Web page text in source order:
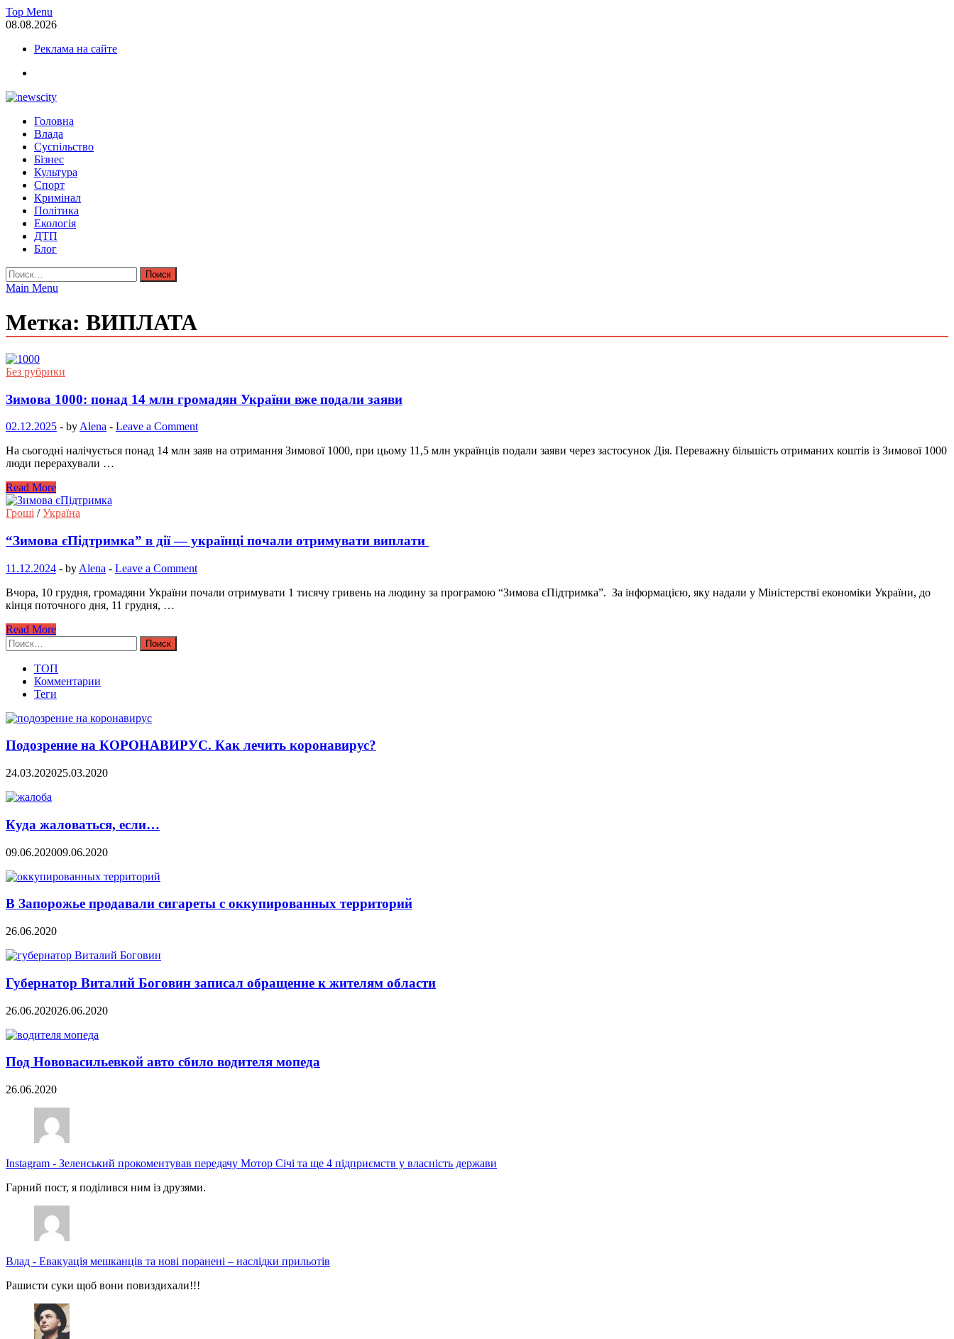
Skip
to
Top Menu
08.08.2026
Реклама на сайте
NewsCity — свежие новости Запорожья сегодня
Новости Запорожья и Запорожской области сегодня. События Запорожья, коррупция, политика, дтп, новости спорта
Головна
Влада
Суспільство
Бізнес
Культура
Спорт
Кримінал
Політика
Екологія
ДТП
Блог
Найти:
Main Menu
Метка: ВИПЛАТА
Без рубрики
Зимова 1000: понад 14 млн громадян України вже подали заяви
02.12.2025 - by Alena - Leave a Comment
На сьогодні налічується понад 14 млн заяв на отримання Зимової 1000, при цьому 11,5 млн українців подали заяви через застосунок Дія. Переважну більшість отриманих коштів із Зимової 1000
люди перерахували …
Read More
Гроші /Україна
“Зимова єПідтримка” в дії — українці почали отримувати виплати
11.12.2024 - by Alena - Leave a Comment
Вчора, 10 грудня, громадяни України почали отримувати 1 тисячу гривень на людину за програмою “Зимова єПідтримка”. За інформацією, яку надали у Міністерстві економіки України, до
кінця поточного дня, 11 грудня, …
Read More
Найти:
ТОП
Комментарии
Теги
Подозрение на КОРОНАВИРУС. Как лечить коронавирус?
24.03.202025.03.2020
Куда жаловаться, если…
09.06.202009.06.2020
В Запорожье продавали сигареты с оккупированных территорий
26.06.2020
Губернатор Виталий Боговин записал обращение к жителям области
26.06.202026.06.2020
Под Нововасильевкой авто сбило водителя мопеда
26.06.2020
Instagram - Зеленський прокоментував передачу Мотор Січі та ще 4 підприємств у власність держави
Гарний пост, я поділився ним із друзями.
Влад - Евакуація мешканців та нові поранені – наслідки прильотів
Рашисти суки щоб вони повиздихали!!!